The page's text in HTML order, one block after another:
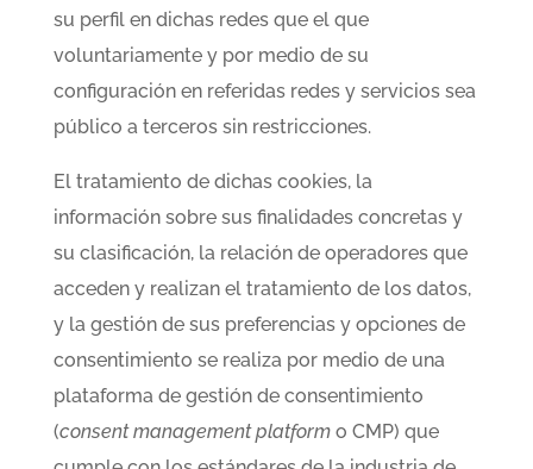
su perfil en dichas redes que el que
voluntariamente y por medio de su
configuración en referidas redes y servicios sea
público a terceros sin restricciones.
El tratamiento de dichas cookies, la
información sobre sus finalidades concretas y
su clasificación, la relación de operadores que
acceden y realizan el tratamiento de los datos,
y la gestión de sus preferencias y opciones de
consentimiento se realiza por medio de una
plataforma de gestión de consentimiento
(consent management platformo CMP) que